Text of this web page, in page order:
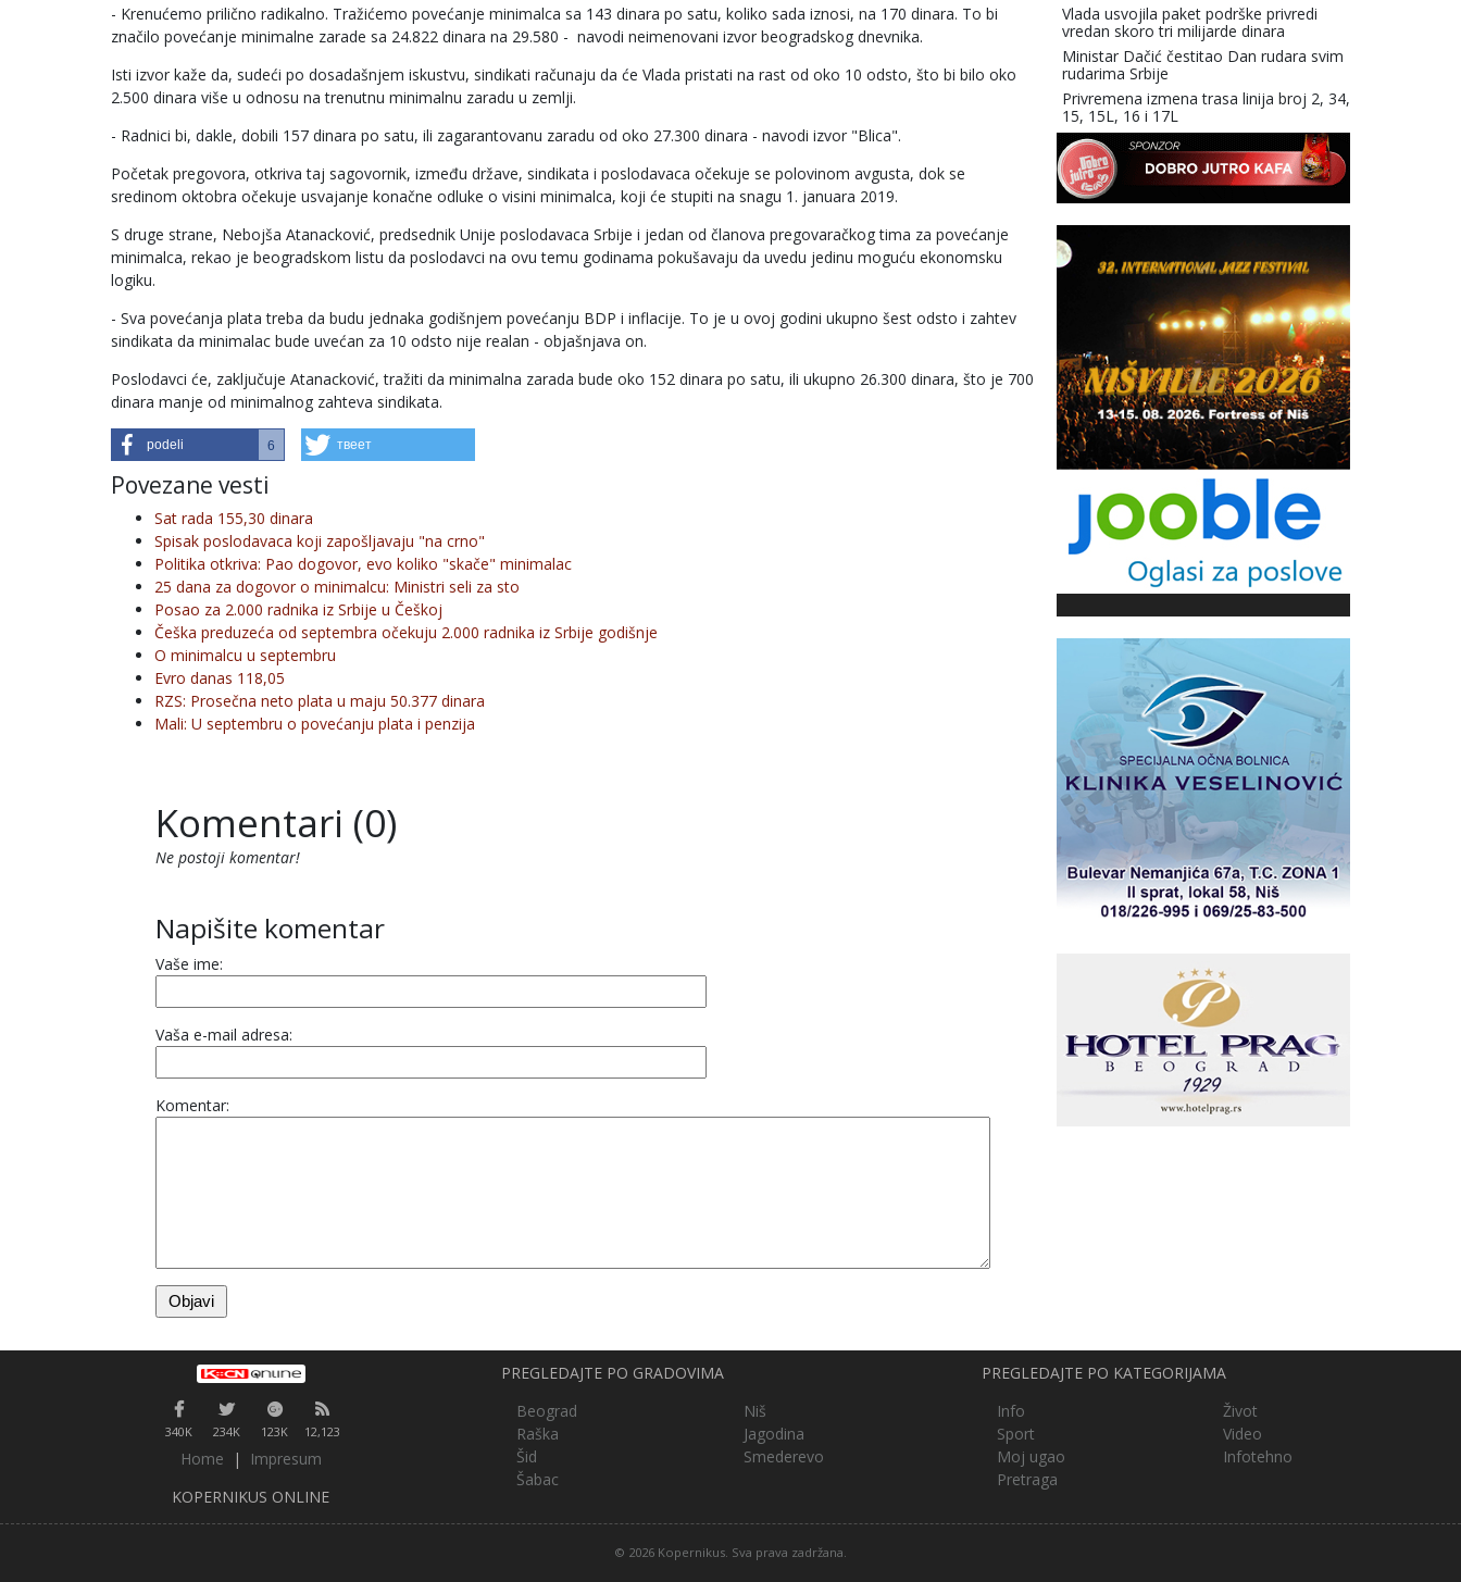
- Krenućemo prilično radikalno. Tražićemo povećanje minimalca sa 143 dinara po satu, koliko sada iznosi, na 170 dinara. To bi
značilo povećanje minimalne zarade sa 24.822 dinara na 29.580 - navodi neimenovani izvor beogradskog dnevnika.
Isti izvor kaže da, sudeći po dosadašnjem iskustvu, sindikati računaju da će Vlada pristati na rast od oko 10 odsto, što bi bilo oko
2.500 dinara više u odnosu na trenutnu minimalnu zaradu u zemlji.
- Radnici bi, dakle, dobili 157 dinara po satu, ili zagarantovanu zaradu od oko 27.300 dinara - navodi izvor "Blica".
Početak pregovora, otkriva taj sagovornik, između države, sindikata i poslodavaca očekuje se polovinom avgusta, dok se
sredinom oktobra očekuje usvajanje konačne odluke o visini minimalca, koji će stupiti na snagu 1. januara 2019.
S druge strane, Nebojša Atanacković, predsednik Unije poslodavaca Srbije i jedan od članova pregovaračkog tima za povećanje
minimalca, rekao je beogradskom listu da poslodavci na ovu temu godinama pokušavaju da uvedu jedinu moguću ekonomsku
logiku.
- Sva povećanja plata treba da budu jednaka godišnjem povećanju BDP i inflacije. To je u ovoj godini ukupno šest odsto i zahtev
sindikata da minimalac bude uvećan za 10 odsto nije realan - objašnjava on.
Poslodavci će, zaključuje Atanacković, tražiti da minimalna zarada bude oko 152 dinara po satu, ili ukupno 26.300 dinara, što je 700
dinara manje od minimalnog zahteva sindikata.
podeli 6 твеет
Povezane vesti
Sat rada 155,30 dinara
Spisak poslodavaca koji zapošljavaju "na crno"
Politika otkriva: Pao dogovor, evo koliko "skače" minimalac
25 dana za dogovor o minimalcu: Ministri seli za sto
Posao za 2.000 radnika iz Srbije u Češkoj
Češka preduzeća od septembra očekuju 2.000 radnika iz Srbije godišnje
O minimalcu u septembru
Evro danas 118,05
RZS: Prosečna neto plata u maju 50.377 dinara
Mali: U septembru o povećanju plata i penzija
Komentari (0)
Ne postoji komentar!
Napišite komentar
Vaše ime:
Vaša e-mail adresa:
Komentar:
Vlada usvojila paket podrške privredi
vredan skoro tri milijarde dinara
Ministar Dačić čestitao Dan rudara svim
rudarima Srbije
Privremena izmena trasa linija broj 2, 34,
15, 15L, 16 i 17L
340K 234K 123K 12,123
Home |
Impresum
KOPERNIKUS ONLINE
PREGLEDAJTE PO GRADOVIMA
Beograd
Niš
Raška
Jagodina
Šid
Smederevo
Šabac
PREGLEDAJTE PO KATEGORIJAMA
Info
Život
Sport
Video
Moj ugao
Infotehno
Pretraga
© 2026 Kopernikus. Sva prava zadržana.